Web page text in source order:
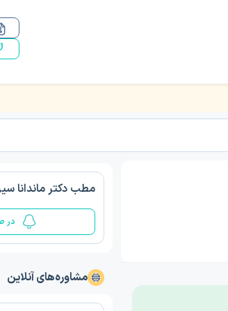
مطب دکتر ماندانا
در
مشاوره‌های آنلاین